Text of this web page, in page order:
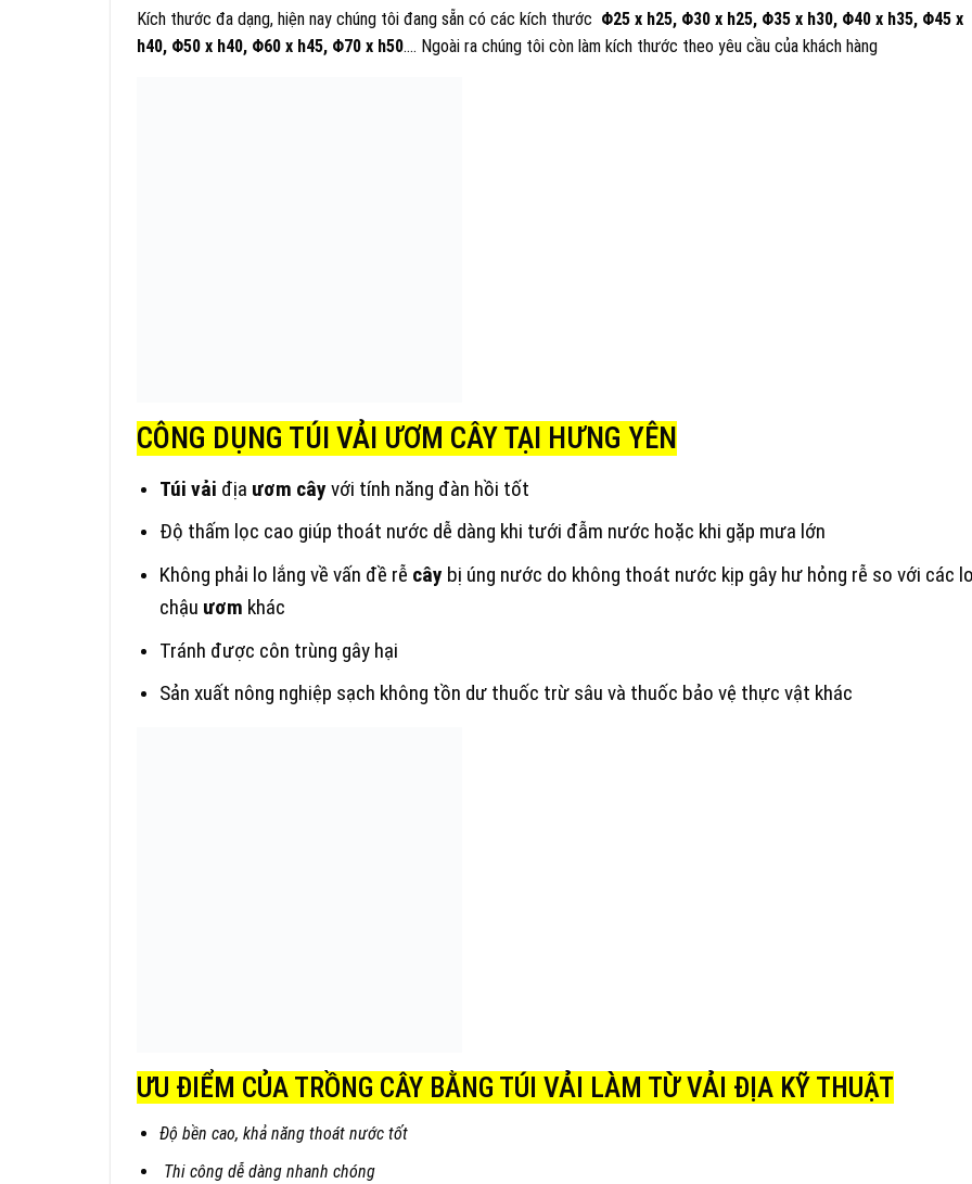
Kích thước đa dạng, hiện nay chúng tôi đang sẵn có các kích thước Φ25 x h25, Φ30 x h25, Φ35 x h30, Φ40 x h35, Φ45 x
h40, Φ50 x h40, Φ60 x h45, Φ70 x h50…. Ngoài ra chúng tôi còn làm kích thước theo yêu cầu của khách hàng
CÔNG DỤNG TÚI VẢI ƯƠM CÂY TẠI HƯNG YÊN
Túi vải địa ươm cây với tính năng đàn hồi tốt
Độ thấm lọc cao giúp thoát nước dễ dàng khi tưới đẫm nước hoặc khi gặp mưa lớn
Không phải lo lắng về vấn đề rễ cây bị úng nước do không thoát nước kịp gây hư hỏng rễ so với các
chậu ươm khác
Tránh được côn trùng gây hại
Sản xuất nông nghiệp sạch không tồn dư thuốc trừ sâu và thuốc bảo vệ thực vật khác
ƯU ĐIỂM CỦA TRỒNG CÂY BẰNG TÚI VẢI LÀM TỪ VẢI ĐỊA KỸ THUẬT
Độ bền cao, khả năng thoát nước tốt
Thi công dễ dàng nhanh chóng